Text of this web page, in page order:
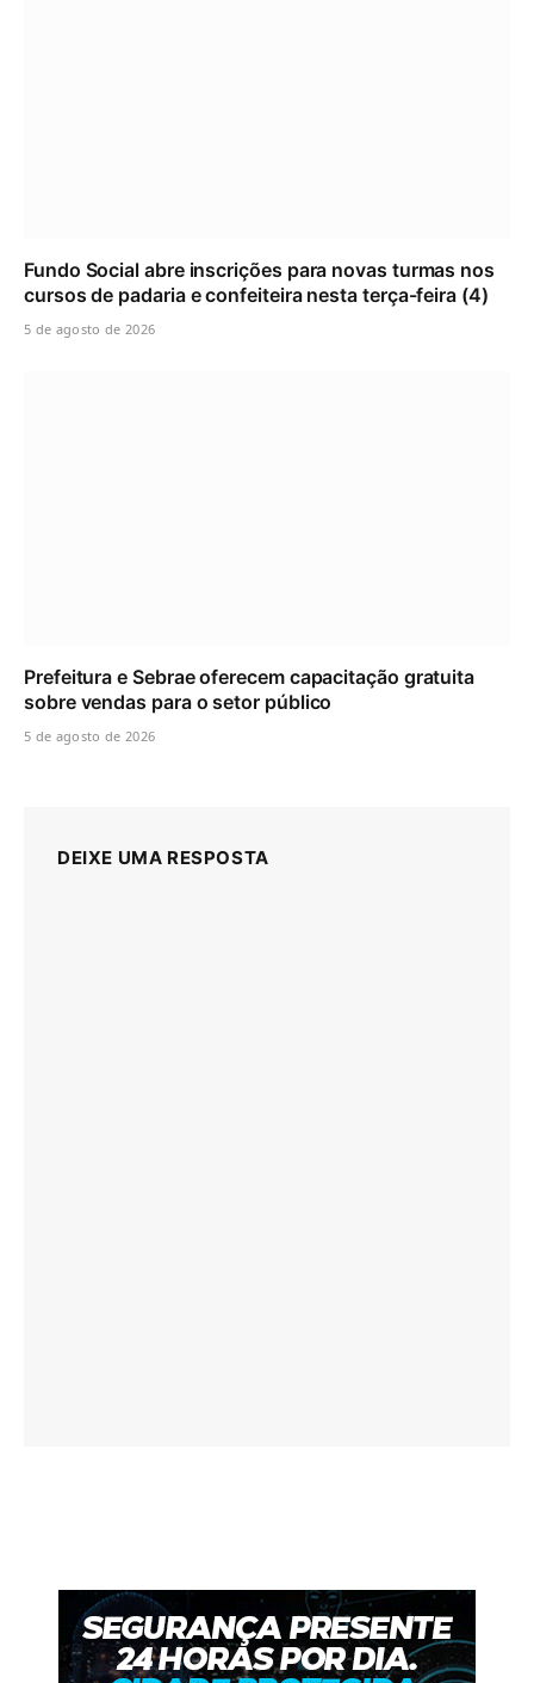
Fundo Social abre inscrições para novas turmas nos
cursos de padaria e confeiteira nesta terça-feira (4)
5 de agosto de 2026
Prefeitura e Sebrae oferecem capacitação gratuita
sobre vendas para o setor público
5 de agosto de 2026
DEIXE UMA RESPOSTA